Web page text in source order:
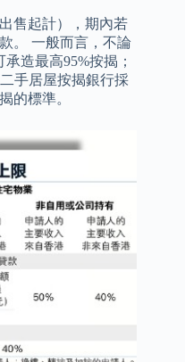
售起計），期內若
。 一般而言，不論
造最高95%按揭；
手居屋按揭銀行採
的標準。